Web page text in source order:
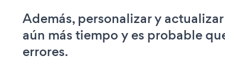
Además, personalizar y
aún más tiempo y es probable
errores.